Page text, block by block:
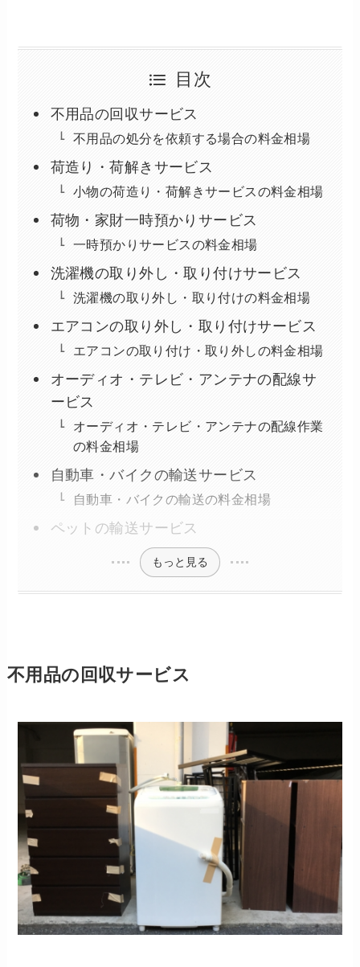
目次
不用品の回収サービス
不用品の処分を依頼する場合の料金相場
荷造り・荷解きサービス
小物の荷造り・荷解きサービスの料金相場
荷物・家財一時預かりサービス
一時預かりサービスの料金相場
洗濯機の取り外し・取り付けサービス
洗濯機の取り外し・取り付けの料金相場
エアコンの取り外し・取り付けサービス
エアコンの取り付け・取り外しの料金相場
オーディオ・テレビ・アンテナの配線サ
ービス
オーディオ・テレビ・アンテナの配線作業
の料金相場
自動車・バイクの輸送サービス
自動車・バイクの輸送の料金相場
ペットの輸送サービス
もっと見る
不用品の回収サービス